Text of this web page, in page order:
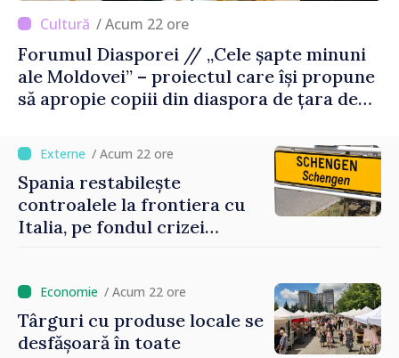
/ Acum 22 ore
Forumul Diasporei // „Cele șapte minuni
ale Moldovei” – proiectul care își propune
să apropie copiii din diaspora de țara de
/ Acum 22 ore
Spania restabilește
controalele la frontiera cu
Italia, pe fondul crizei
/ Acum 22 ore
Târguri cu produse locale se
desfășoară în toate